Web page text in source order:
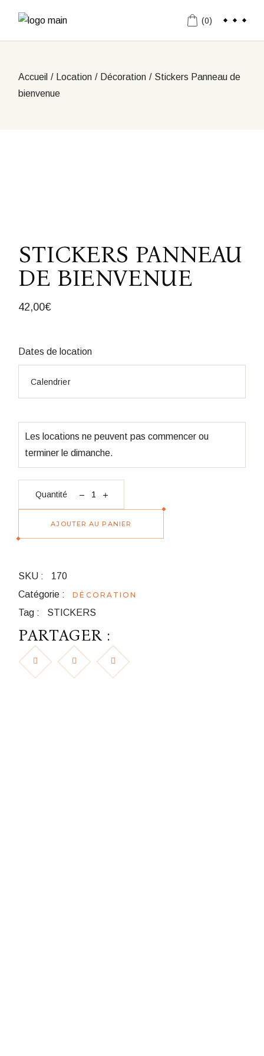
contenu
(0)
Accueil Location Décoration
Stickers Panneau de
bienvenue
STICKERS PANNEAU
DE BIENVENUE
42,00€
Dates de location
Les locations ne peuvent pas commencer ou
terminer le dimanche.
Quantité
quantité Stickers Panneau de bienvenue
AJOUTER AU PANIER
SKU :
170
Catégorie :
DÉCORATION
Tag : STICKERS
PARTAGER :